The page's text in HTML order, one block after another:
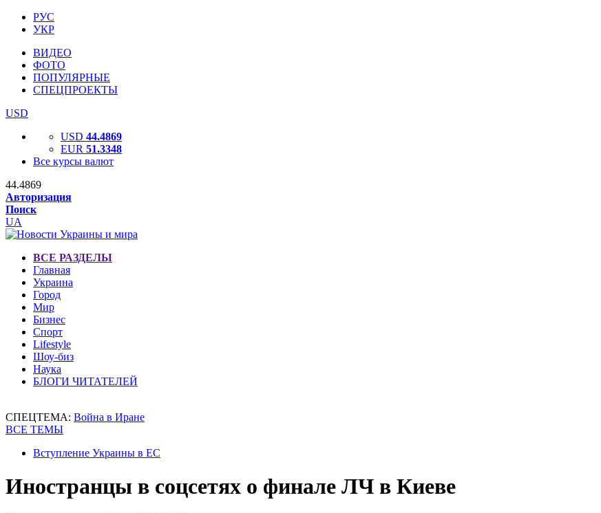
РУС
УКР
ВИДЕО
ФОТО
ПОПУЛЯРНЫЕ
СПЕЦПРОЕКТЫ
USD
USD 44.4869
EUR 51.3348
Все курсы валют
44.4869
Авторизация
Поиск
UA
ВСЕ РАЗДЕЛЫ
Главная
Украина
Город
Мир
Бизнес
Спорт
Lifestyle
Шоу-биз
Наука
БЛОГИ ЧИТАТЕЛЕЙ
СПЕЦТЕМА: Война в Иране
ВСЕ ТЕМЫ
Вступление Украины в ЕС
Иностранцы в соцсетях о финале ЛЧ в Киеве